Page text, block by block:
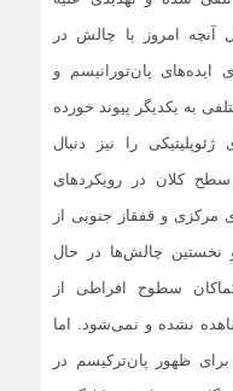
آنچه امروز با چالش در
پان‌تورانیسم و
به یکدیگر پیوند خورده
را نیز دنبال
کلان در رویکردهای
مرکزی و قفقاز جنوبی از
چالش‌ها در حال
سطوح افراطی از
نشده و نمی‌شود. اما
ظهور پان‌ترکیسم در